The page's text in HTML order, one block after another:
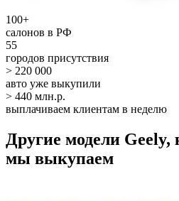
100+
салонов в РФ
55
городов присутствия
> 220 000
авто уже выкупили
> 440 млн.р.
выплачиваем клиентам в неделю
Другие модели Geely,
мы выкупаем